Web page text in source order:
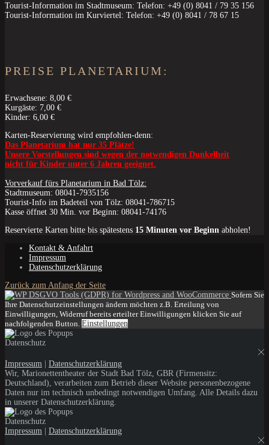
Tourist-Information im Stadtmuseum: Telefon: +49 (0) 8041 / 79 35 156
Tourist-Information im Kurviertel: Telefon: +49 (0) 8041 / 78 67 15
PREISE PLANETARIUM:
Erwachsene: 8,00 €
Kurgäste: 7,00 €
Kinder: 6,00 €
Karten-Reservierung wird empfohlen-denn:
Das Planetarium hat nur 35 Plätze!
Unsere Vorstellungen sind wegen der notwendigen Dunkelheit
nicht für Kinder unter 6 Jahren geeignet.
Vorverkauf fürs Planetarium in Bad Tölz:
Stadtmuseum: 08041-7935156
Tourist-Info im Badeteil von Tölz: 08041-786715
Kasse öffnet 30 Min. vor Beginn: 08041-74176
Reservierte Karten bitte bis spätestens 15 Minuten vor Beginn abholen!
Kontakt & Anfahrt
Impressum
Datenschutzerklärung
Zurück zum Anfang der Seite
Sofern Sie
Ihre Datenschutzeinstellungen ändern möchten z.B. Erteilung von
Einwilligungen, Widerruf bereits erteilter Einwilligungen klicken Sie auf
nachfolgenden Button. Einstellungen
Datenschutz
Impressum
Datenschutzerklärung
Wir, Marionettentheater der Stadt Bad Tölz, GBR (Firmensitz:
Deutschland), verarbeiten zum Betrieb dieser Website personenbezogene
Daten nur im technisch unbedingt notwendigen Umfang. Alle Details dazu
in unserer Datenschutzerklärung.
Datenschutz
Impressum
Datenschutzerklärung